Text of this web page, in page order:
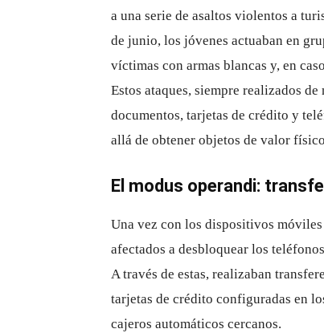
a una serie de asaltos violentos a
de junio, los jóvenes actuaban en
víctimas con armas blancas y, en
Estos ataques, siempre realizados
documentos, tarjetas de crédito y
allá de obtener objetos de valor
El modus operandi:
Una vez con los dispositivos
afectados a desbloquear los
A través de estas, realizaban
tarjetas de crédito configuradas en
cajeros automáticos cercanos.